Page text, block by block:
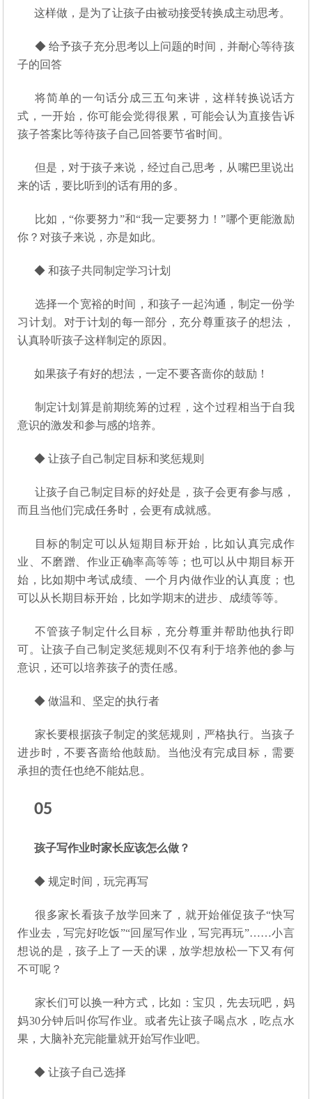
这样做，是为了让孩子由被动接受转换成主动思考。
◆ 给予孩子充分思考以上问题的时间，并耐心等待孩
子的回答
将简单的一句话分成三五句来讲，这样转换说话方
式，一开始，你可能会觉得很累，可能会认为直接告诉
孩子答案比等待孩子自己回答要节省时间。
但是，对于孩子来说，经过自己思考，从嘴巴里说出
来的话，要比听到的话有用的多。
比如，“你要努力”和“我一定要努力！”哪个更能激励
你？对孩子来说，亦是如此。
◆ 和孩子共同制定学习计划
选择一个宽裕的时间，和孩子一起沟通，制定一份学
习计划。对于计划的每一部分，充分尊重孩子的想法，
认真聆听孩子这样制定的原因。
如果孩子有好的想法，一定不要吝啬你的鼓励！
制定计划算是前期统筹的过程，这个过程相当于自我
意识的激发和参与感的培养。
◆ 让孩子自己制定目标和奖惩规则
让孩子自己制定目标的好处是，孩子会更有参与感，
而且当他们完成任务时，会更有成就感。
目标的制定可以从短期目标开始，比如认真完成作
业、不磨蹭、作业正确率高等等；也可以从中期目标开
始，比如期中考试成绩、一个月内做作业的认真度；也
可以从长期目标开始，比如学期末的进步、成绩等等。
不管孩子制定什么目标，充分尊重并帮助他执行即
可。让孩子自己制定奖惩规则不仅有利于培养他的参与
意识，还可以培养孩子的责任感。
◆ 做温和、坚定的执行者
家长要根据孩子制定的奖惩规则，严格执行。当孩子
进步时，不要吝啬给他鼓励。当他没有完成目标，需要
承担的责任也绝不能姑息。
05
孩子写作业时家长应该怎么做？
◆ 规定时间，玩完再写
很多家长看孩子放学回来了，就开始催促孩子“快写
作业去，写完好吃饭”“回屋写作业，写完再玩”……小言
想说的是，孩子上了一天的课，放学想放松一下又有何
不可呢？
家长们可以换一种方式，比如：宝贝，先去玩吧，妈
妈30分钟后叫你写作业。或者先让孩子喝点水，吃点水
果，大脑补充完能量就开始写作业吧。
◆ 让孩子自己选择